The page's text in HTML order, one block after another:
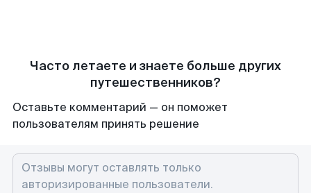
Часто летаете и знаете больше других
путешественников?
Оставьте комментарий — он поможет
пользователям принять решение